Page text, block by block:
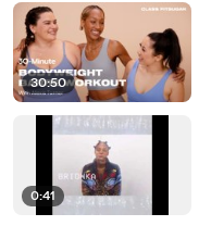
30:50
0:41